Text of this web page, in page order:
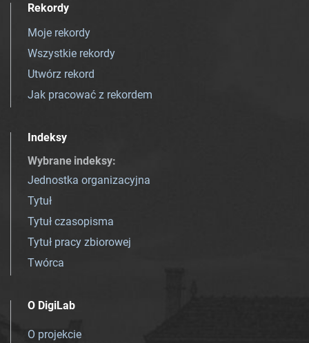
Rekordy
Moje rekordy
Wszystkie rekordy
Utwórz rekord
Jak pracować z rekordem
Indeksy
Wybrane indeksy:
Jednostka organizacyjna
Tytuł
Tytuł czasopisma
Tytuł pracy zbiorowej
Twórca
O DigiLab
O projekcie